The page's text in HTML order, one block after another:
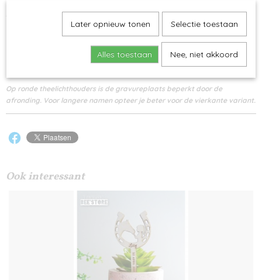
Afmetingen diameter 5 cm - hoogte 4,5 cm
(het theelichtje zelf is niet inbegrepen in de prijs)
Op ronde theelichthouders is de gravureplaats beperkt door de
afronding. Voor langere namen opteer je beter voor de vierkante variant.
Ook interessant
Later opnieuw tonen Selectie toestaan
Alles toestaan Nee, niet akkoord